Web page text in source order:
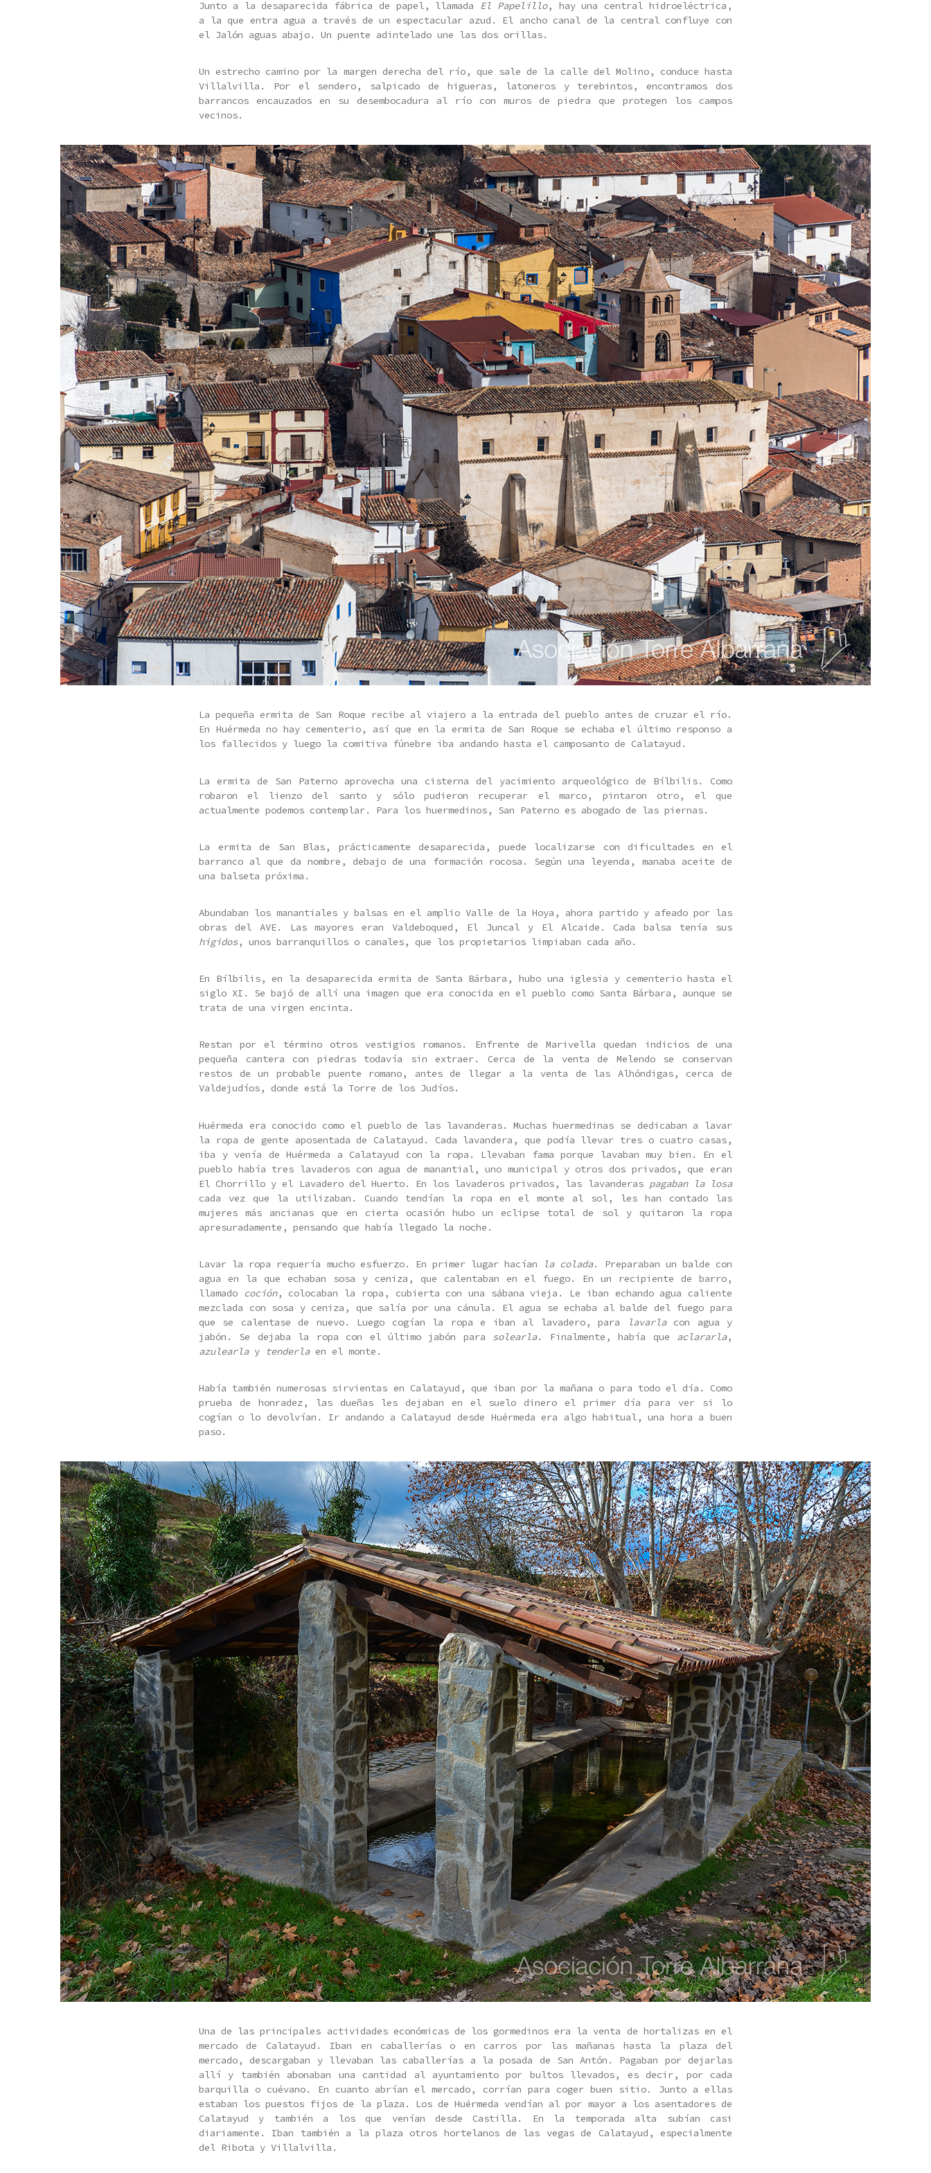
Junto a la desaparecida fábrica de papel, llamada El Papelillo, hay una central hidroeléctrica,
a la que entra agua a través de un espectacular azud. El ancho canal de la central confluye con
el Jalón aguas abajo. Un puente adintelado une las dos orillas.
Un estrecho camino por la margen derecha del río, que sale de la calle del Molino, conduce hasta
Villalvilla. Por el sendero, salpicado de higueras, latoneros y terebintos, encontramos dos
barrancos encauzados en su desembocadura al río con muros de piedra que protegen los campos
vecinos.
La pequeña ermita de San Roque recibe al viajero a la entrada del pueblo antes de cruzar el río.
En Huérmeda no hay cementerio, así que en la ermita de San Roque se echaba el último responso a
los fallecidos y luego la comitiva fúnebre iba andando hasta el camposanto de Calatayud.
La ermita de San Paterno aprovecha una cisterna del yacimiento arqueológico de Bílbilis. Como
robaron el lienzo del santo y sólo pudieron recuperar el marco, pintaron otro, el que
actualmente podemos contemplar. Para los huermedinos, San Paterno es abogado de las piernas.
La ermita de San Blas, prácticamente desaparecida, puede localizarse con dificultades en el
barranco al que da nombre, debajo de una formación rocosa. Según una leyenda, manaba aceite de
una balseta próxima.
Abundaban los manantiales y balsas en el amplio Valle de la Hoya, ahora partido y afeado por las
obras del AVE. Las mayores eran Valdeboqued, El Juncal y El Alcaide. Cada balsa tenía sus
higidos, unos barranquillos o canales, que los propietarios limpiaban cada año.
En Bílbilis, en la desaparecida ermita de Santa Bárbara, hubo una iglesia y cementerio hasta el
siglo XI. Se bajó de allí una imagen que era conocida en el pueblo como Santa Bárbara, aunque se
trata de una virgen encinta.
Restan por el término otros vestigios romanos. Enfrente de Marivella quedan indicios de una
pequeña cantera con piedras todavía sin extraer. Cerca de la venta de Melendo se conservan
restos de un probable puente romano, antes de llegar a la venta de las Alhóndigas, cerca de
Valdejudíos, donde está la Torre de los Judíos.
Huérmeda era conocido como el pueblo de las lavanderas. Muchas huermedinas se dedicaban a lavar
la ropa de gente aposentada de Calatayud. Cada lavandera, que podía llevar tres o cuatro casas,
iba y venía de Huérmeda a Calatayud con la ropa. Llevaban fama porque lavaban muy bien. En el
pueblo había tres lavaderos con agua de manantial, uno municipal y otros dos privados, que eran
El Chorrillo y el Lavadero del Huerto. En los lavaderos privados, las lavanderas pagaban la losa
cada vez que la utilizaban. Cuando tendían la ropa en el monte al sol, les han contado las
mujeres más ancianas que en cierta ocasión hubo un eclipse total de sol y quitaron la ropa
apresuradamente, pensando que había llegado la noche.
Lavar la ropa requería mucho esfuerzo. En primer lugar hacían la colada. Preparaban un balde con
agua en la que echaban sosa y ceniza, que calentaban en el fuego. En un recipiente de barro,
llamado
coción, colocaban la ropa, cubierta con una sábana vieja. Le iban echando agua caliente
mezclada con sosa y ceniza, que salía por una cánula. El agua se echaba al balde del fuego para
que se calentase de nuevo. Luego cogían la ropa e iban al lavadero, para
lavarlacon agua y
jabón. Se dejaba la ropa con el último jabón para solearla. Finalmente, había que aclararla,
azulearlay tenderlaen el monte.
Había también numerosas sirvientas en Calatayud, que iban por la mañana o para todo el día. Como
prueba de honradez, las dueñas les dejaban en el suelo dinero el primer día para ver si lo
cogían o lo devolvían. Ir andando a Calatayud desde Huérmeda era algo habitual, una hora a buen
paso.
Una de las principales actividades económicas de los gormedinos era la venta de hortalizas en el
mercado de Calatayud. Iban en caballerías o en carros por las mañanas hasta la plaza del
mercado, descargaban y llevaban las caballerías a la posada de San Antón. Pagaban por dejarlas
allí y también abonaban una cantidad al ayuntamiento por bultos llevados, es decir, por cada
barquilla o cuévano. En cuanto abrían el mercado, corrían para coger buen sitio. Junto a ellas
estaban los puestos fijos de la plaza. Los de Huérmeda vendían al por mayor a los asentadores de
Calatayud y también a los que venían desde Castilla. En la temporada alta subían casi
diariamente. Iban también a la plaza otros hortelanos de las vegas de Calatayud, especialmente
del Ribota y Villalvilla.